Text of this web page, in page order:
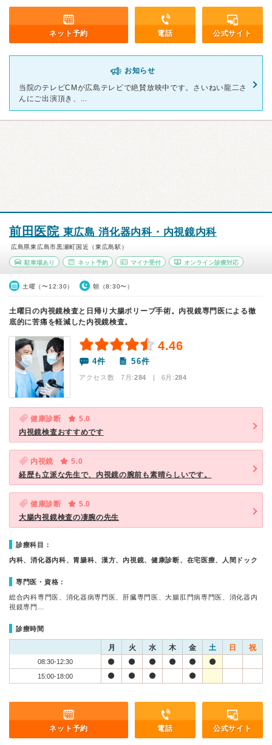
ネット予約 電話 公式サイト
お知らせ
当院のテレビCMが広島テレビで絶賛放映中です。さいねい龍二さ
んにご出演頂き、...
前田医院東広島 消化器内科・内視鏡内科
広島県東広島市黒瀬町国近（東広島駅）
駐車場あり ネット予約 マイナ受付 オンライン診療対応
土曜（〜12:30） 朝（8:30〜）
土曜日の内視鏡検査と日帰り大腸ポリープ手術。内視鏡専門医による徹
底的に苦痛を軽減した内視鏡検査。
4.46
4件 56件
アクセス数 7月:284 | 6月:284
健康診断
5.0
内視鏡検査おすすめです
内視鏡
5.0
経歴も立派な先生で、内視鏡の腕前も素晴らしいです。
健康診断
5.0
大腸内視鏡検査の凄腕の先生
診療科目：
内科、消化器内科、胃腸科、漢方、内視鏡、健康診断、在宅医療、人間ドック
専門医・資格：
総合内科専門医、消化器病専門医、肝臓専門医、大腸肛門病専門医、消化器内
視鏡専門…
診療時間
月 火 水 木 金 土 日 祝
08:30-12:30
15:00-18:00
ネット予約 電話 公式サイト